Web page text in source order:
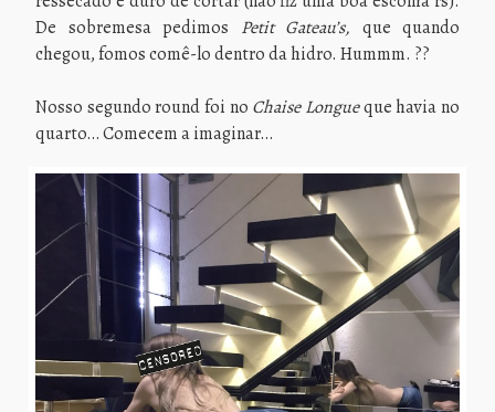
De sobremesa pedimos Petit Gateau’s, que quando
chegou, fomos comê-lo dentro da hidro. Hummm. ??
Nosso segundo round foi no Chaise Longueque havia no
quarto… Comecem a imaginar…